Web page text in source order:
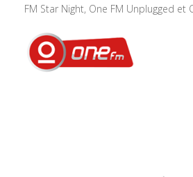
FM Star Night, One FM Unplugged et